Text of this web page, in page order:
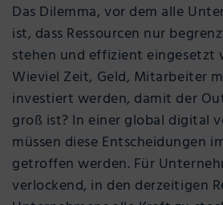
Das Dilemma, vor dem alle
ist, dass Ressourcen nur
stehen und effizient eingesetzt
Wieviel Zeit, Geld, Mitarbeiter
investiert werden, damit der
groß ist? In einer global digital
müssen diese Entscheidungen
getroffen werden. Für
verlockend, in den derzeitigen